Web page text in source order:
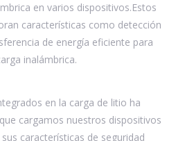
en varios dispositivos.Estos
características como detección
de energía eficiente para
inalámbrica.
en la carga de litio ha
cargamos nuestros dispositivos
características de seguridad